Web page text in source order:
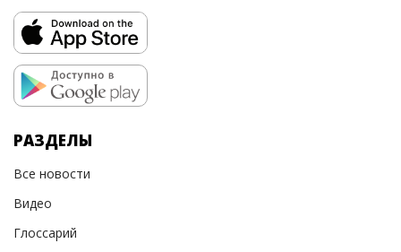
РАЗДЕЛЫ
Все новости
Видео
Глоссарий